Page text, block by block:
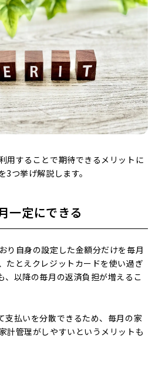
用することで期待できるメリットに
3つ挙げ解説します。
一定にできる
り自身の設定した金額分だけを毎月
たとえクレジットカードを使い過ぎ
、以降の毎月の返済負担が増えるこ
支払いを分散できるため、毎月の家
計管理がしやすいというメリットも